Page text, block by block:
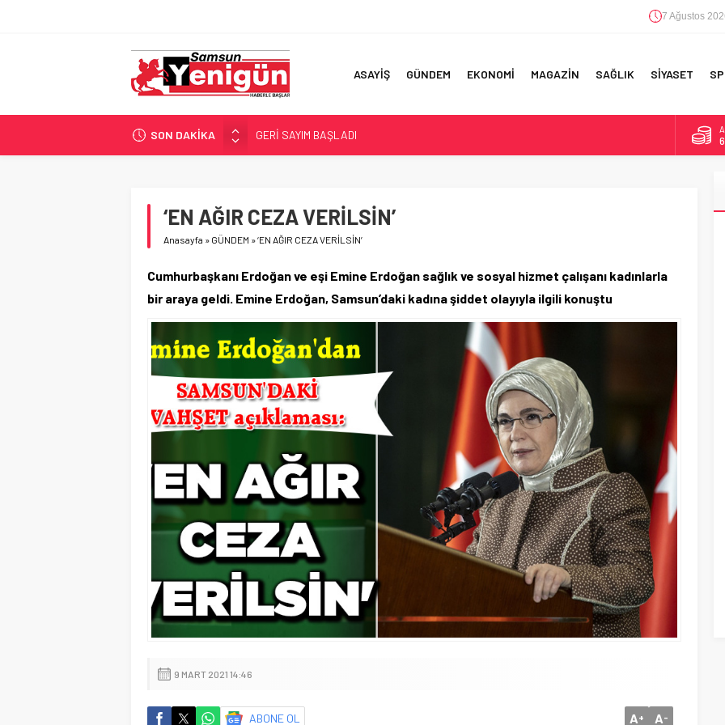
7 Ağustos
ASAYİŞ GÜNDEM EKONOMİ MAGAZİN SAĞLIK SİYASET
SON DAKİKA
GERİ SAYIM BAŞLADI
SAMSUNSPOR’DA HEDEF 5’İNCİLİK!
İŞTE FINDIK FİYATI!
YÖNETİCİ SEÇERKEN YAPILAN EN BÜYÜK HATALAR
‘EN AĞIR CEZA VERİLSİN’
Anasayfa » GÜNDEM »‘EN AĞIR CEZA VERİLSİN’
Cumhurbaşkanı Erdoğan ve eşi Emine Erdoğan sağlık ve sosyal hizmet çalışanı kadınlarla
bir araya geldi. Emine Erdoğan, Samsun’daki kadına şiddet olayıyla ilgili konuştu
9 MART 2021 14:46
ABONE OL A+ A-